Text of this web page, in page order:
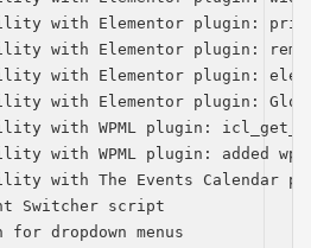
with Elementor plugin:
with Elementor plugin:
with Elementor plugin:
with Elementor plugin:
with WPML plugin:
with WPML plugin: added
with The Events Calendar
Switcher script
dropdown menus